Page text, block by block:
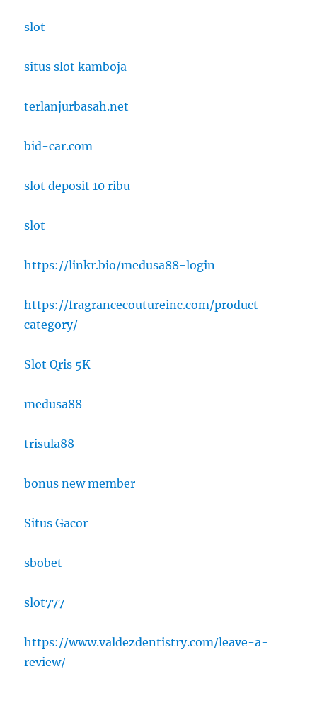
slot
situs slot kamboja
terlanjurbasah.net
bid-car.com
slot deposit 10 ribu
slot
https://linkr.bio/medusa88-login
https://fragrancecoutureinc.com/product-
category/
Slot Qris 5K
medusa88
trisula88
bonus new member
Situs Gacor
sbobet
slot777
https://www.valdezdentistry.com/leave-a-
review/